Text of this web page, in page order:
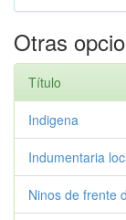
Otras
Título
Indigena
Indumentaria
Ninos de frente